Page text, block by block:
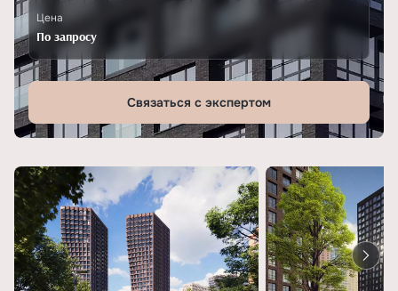
Цена
По запросу
Связаться с экспертом